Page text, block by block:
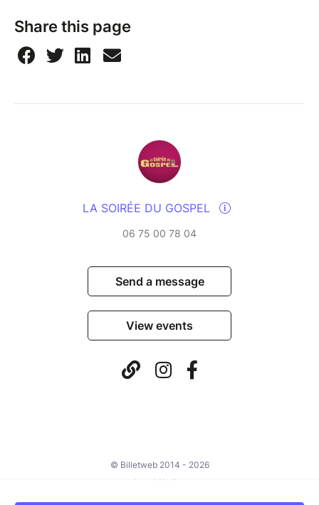
Share this page
LA SOIRÉE DU GOSPEL
06 75 00 78 04
Send a message
View events
© Billetweb 2014 - 2026
Legal Notice
Report this page